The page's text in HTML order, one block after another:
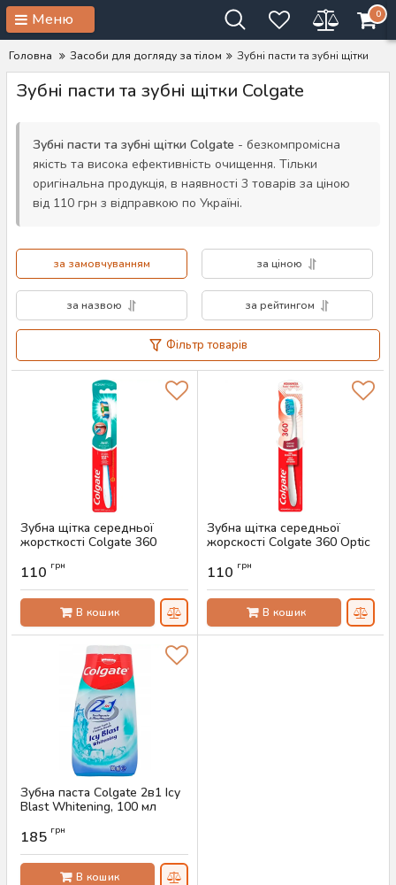
Меню 0
Головна Засоби для догляду за тілом Зубні пасти та зубні щітки
Зубні пасти та зубні щітки Colgate
Зубні пасти та зубні щітки Colgate - безкомпромісна
якість та висока ефективність очищення. Тільки
оригінальна продукція, в наявності 3 товарів за ціною
від 110 грн з відправкою по Україні.
за замовчуванням за ціною
за назвою за рейтингом
Фільтр товарів
Зубна щітка середньої
жорсткості Colgate 360
Артикул:
110 грн
В кошик
Зубна щітка середньої
жорскості Colgate 360 Optic
Артикул:
110 грн
В кошик
Зубна паста Colgate 2в1 Icy
Blast Whitening, 100 мл
185 грн
В кошик